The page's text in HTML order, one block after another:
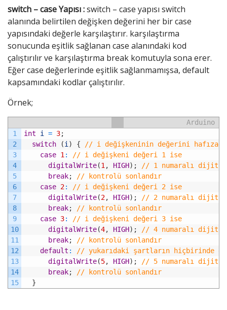
switch – case Yapısı :switch – case yapısı switch
alanında belirtilen değişken değerini her bir case
yapısındaki değerle karşılaştırır. karşılaştırma
sonucunda eşitlik sağlanan case alanındaki kod
çalıştırılır ve karşılaştırma break komutuyla sona erer.
Eğer case değerlerinde eşitlik sağlanmamışsa, default
kapsamındaki kodlar çalıştırılır.
Örnek;
Arduino
1
2
3
4
5
6
7
8
9
10
11
12
13
14
15
int i = 3;
switch
(i ) {
// i değişkeninin değerini
case 1 :
// i değişkeni değeri 1 ise
digitalWrite(1 , HIGH) ;
// 1 numaralı dijital
break;
// kontrolü sonlandır
case 2:
// i değişkeni değeri 2 ise
digitalWrite(2, HIGH) ;
// 2 numaralı dijital
break;
// kontrolü sonlandır
case 3:
// i değişkeni değeri 3 ise
digitalWrite(4, HIGH) ;
// 4 numaralı dijital
break;
// kontrolü sonlandır
default :
// yukarıdaki şartların hiçbirinde
digitalWrite(5, HIGH) ;
// 5 numaralı dijital
break;
// kontrolü sonlandır
}